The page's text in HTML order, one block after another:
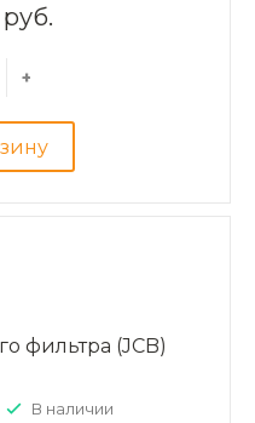
+
фильтра (JCB)
В наличии